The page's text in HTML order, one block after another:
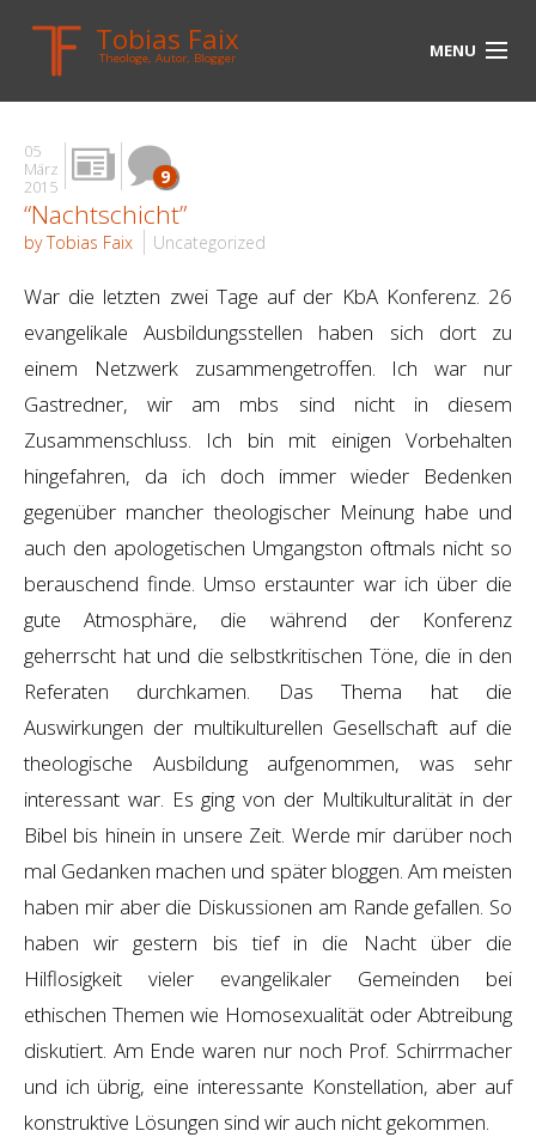
Tobias Faix
Theologe, Autor, Blogger MENU
HOME
BLOG
BIOGRAPHIE
MEDIEN
LINKS
05
März
2015
9
“Nachtschicht”
by Tobias Faix Uncategorized
War die letzten zwei Tage auf der KbA Konferenz. 26
evangelikale Ausbildungsstellen haben sich dort zu
einem Netzwerk zusammengetroffen. Ich war nur
Gastredner, wir am mbs sind nicht in diesem
Zusammenschluss. Ich bin mit einigen Vorbehalten
hingefahren, da ich doch immer wieder Bedenken
gegenüber mancher theologischer Meinung habe und
auch den apologetischen Umgangston oftmals nicht so
berauschend finde. Umso erstaunter war ich über die
gute Atmosphäre, die während der Konferenz
geherrscht hat und die selbstkritischen Töne, die in den
Referaten durchkamen. Das Thema hat die
Auswirkungen der multikulturellen Gesellschaft auf die
theologische Ausbildung aufgenommen, was sehr
interessant war. Es ging von der Multikulturalität in der
Bibel bis hinein in unsere Zeit. Werde mir darüber noch
mal Gedanken machen und später bloggen. Am meisten
haben mir aber die Diskussionen am Rande gefallen. So
haben wir gestern bis tief in die Nacht über die
Hilflosigkeit vieler evangelikaler Gemeinden bei
ethischen Themen wie Homosexualität oder Abtreibung
diskutiert. Am Ende waren nur noch Prof. Schirrmacher
und ich übrig, eine interessante Konstellation, aber auf
konstruktive Lösungen sind wir auch nicht gekommen.